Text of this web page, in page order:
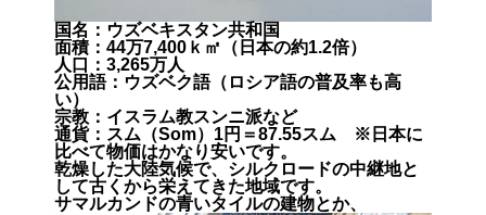
国名：ウズベキスタン共和国
面積：44万7,400ｋ㎡（日本の約1.2倍）
人口：3,265万人
公用語：ウズベク語（ロシア語の普及率も高
い）
宗教：イスラム教スンニ派など
通貨：スム（Som）1円＝87.55スム ※日本に
比べて物価はかなり安いです。
乾燥した大陸気候で、シルクロードの中継地と
して古くから栄えてきた地域です。
サマルカンドの青いタイルの建物とか、